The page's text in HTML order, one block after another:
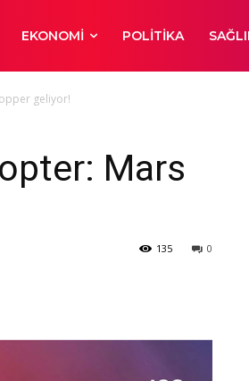
EKONOMI POLITIKA
geliyor!
Mars
0
135